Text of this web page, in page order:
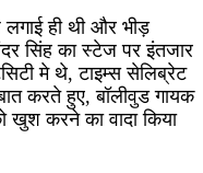
ही थी और भीड़
सिंह का स्टेज पर इंतजार
मे थे, टाइम्स सेलिब्रेट
करते हुए, बॉलीवुड गायक
करने का वादा किया